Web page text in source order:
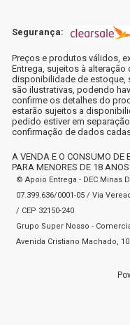
Segurança:
Preços e produtos válidos,
Entrega, sujeitos à
disponibilidade de estoque,
são ilustrativas, podendo
confirme os detalhes do
estarão sujeitos a
pedido estiver em
confirmação de dados
A VENDA E O CONSUMO DE
PARA MENORES DE 18
© Apoio Entrega - DEC Minas
07.399.636/0001-05 / Via
/ CEP 32150-240
Grupo Super Nosso -
Avenida Cristiano Machado,